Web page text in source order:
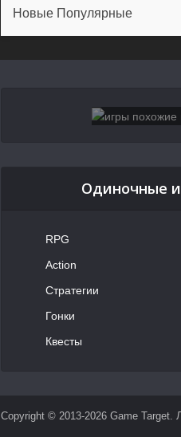
Новые Популярные
Одиночные
RPG
Action
Стратегии
Гонки
Квесты
Copyright © 2013-2026 Game Target.